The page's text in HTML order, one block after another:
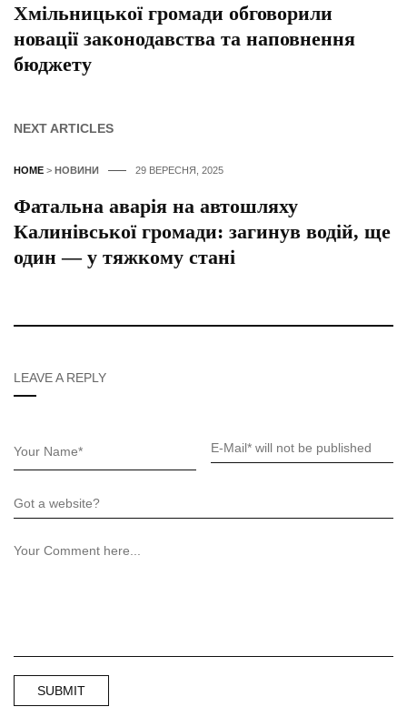
Хмільницької громади обговорили
новації законодавства та наповнення
бюджету
NEXT ARTICLES
HOME > НОВИНИ 29 ВЕРЕСНЯ, 2025
Фатальна аварія на автошляху
Калинівської громади: загинув водій, ще
один — у тяжкому стані
LEAVE A REPLY